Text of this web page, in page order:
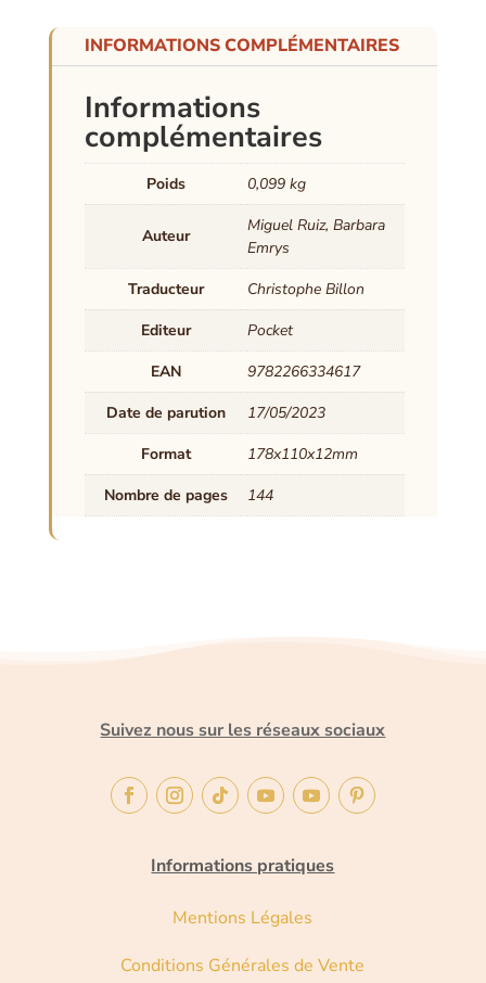
INFORMATIONS COMPLÉMENTAIRES
Informations
complémentaires
Poids 0,099 kg
Auteur
Miguel Ruiz, Barbara
Emrys
Traducteur
Christophe Billon
Editeur
Pocket
EAN
9782266334617
Date de parution
17/05/2023
Format
178x110x12mm
Nombre de pages
144
Suivez nous sur les réseaux sociaux
Informations pratiques
Mentions Légales
Conditions Générales de Vente